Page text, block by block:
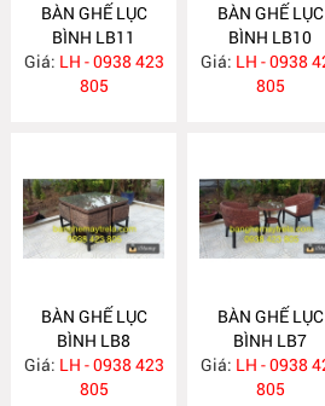
BÀN GHẾ LỤC
BÌNH LB11
Giá: LH - 0938 423
805
BÀN GHẾ LỤC
BÌNH LB10
Giá: LH - 0938
805
BÀN GHẾ LỤC
BÌNH LB8
Giá: LH - 0938 423
805
BÀN GHẾ LỤC
BÌNH LB7
Giá: LH - 0938
805